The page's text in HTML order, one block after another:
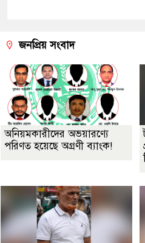
জনপ্রিয় সংবাদ
অনিয়মকারীদের অভয়ারণ্যে
পরিণত হয়েছে অগ্রণী ব্যাংক!